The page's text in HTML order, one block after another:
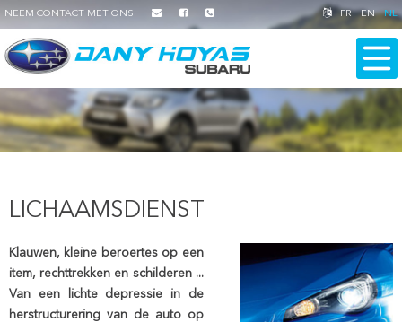
NEEM CONTACT MET ONS FR EN NL
LICHAAMSDIENST
Klauwen, kleine beroertes op een
item, rechttrekken en schilderen ...
Van een lichte depressie in de
herstructurering van de auto op